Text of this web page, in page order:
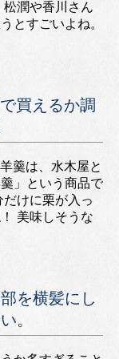
潤や香川さん
とすごいよね。
買えるか調
羹は、水木屋と
」という商品で
けに栗が入っ
美味しそうな
を横髪にし
。